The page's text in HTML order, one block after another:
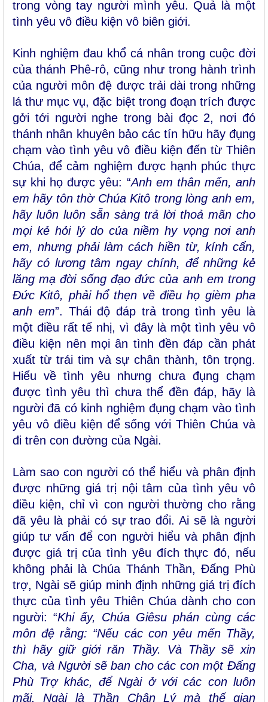
trong vòng tay người mình yêu. Quả là một
tình yêu vô điều kiện vô biên giới.
Kinh nghiệm đau khổ cá nhân trong cuộc đời
của thánh Phê-rô, cũng như trong hành trình
của người môn đệ được trải dài trong những
lá thư mục vụ, đặc biệt trong đoạn trích được
gởi tới người nghe trong bài đọc 2, nơi đó
thánh nhân khuyên bảo các tín hữu hãy đụng
chạm vào tình yêu vô điều kiện đến từ Thiên
Chúa, để cảm nghiệm được hạnh phúc thực
sự khi họ được yêu: “Anh em thân mến, anh
em hãy tôn thờ Chúa Kitô trong lòng anh em,
hãy luôn luôn sẵn sàng trả lời thoả mãn cho
mọi kẻ hỏi lý do của niềm hy vọng nơi anh
em, nhưng phải làm cách hiền từ, kính cẩn,
hãy có lương tâm ngay chính, để những kẻ
lăng mạ đời sống đạo đức của anh em trong
Ðức Kitô, phải hổ thẹn về điều họ gièm pha
anh em”. Thái độ đáp trả trong tình yêu là
một điều rất tế nhị, vì đây là một tình yêu vô
điều kiện nên mọi ân tình đền đáp cần phát
xuất từ trái tim và sự chân thành, tôn trọng.
Hiểu về tình yêu nhưng chưa đụng chạm
được tình yêu thì chưa thể đền đáp, hãy là
người đã có kinh nghiệm đụng chạm vào tình
yêu vô điều kiện để sống với Thiên Chúa và
đi trên con đường của Ngài.
Làm sao con người có thể hiểu và phân định
được những giá trị nội tâm của tình yêu vô
điều kiện, chỉ vì con người thường cho rằng
đã yêu là phải có sự trao đổi. Ai sẽ là người
giúp tư vấn để con người hiểu và phân định
được giá trị của tình yêu đích thực đó, nếu
không phải là Chúa Thánh Thần, Đấng Phù
trợ, Ngài sẽ giúp minh định những giá trị đích
thực của tình yêu Thiên Chúa dành cho con
người: “Khi ấy, Chúa Giêsu phán cùng các
môn đệ rằng: “Nếu các con yêu mến Thầy,
thì hãy giữ giới răn Thầy. Và Thầy sẽ xin
Cha, và Người sẽ ban cho các con một Ðấng
Phù Trợ khác, để Ngài ở với các con luôn
mãi. Ngài là Thần Chân Lý mà thế gian